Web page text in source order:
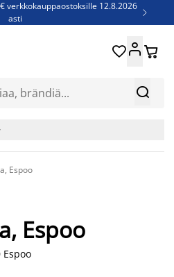
verkkokauppaostoksille 12.8.2026
asti

- Säästä jopa 60% 
 
Espoo
Espoo